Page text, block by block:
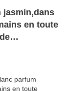
jasmin,dans
en toute